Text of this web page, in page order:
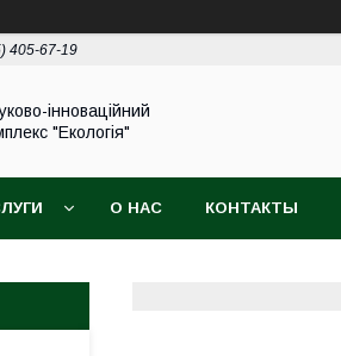
405-67-19
інноваційний
"Екологія"
О НАС КОНТАКТЫ